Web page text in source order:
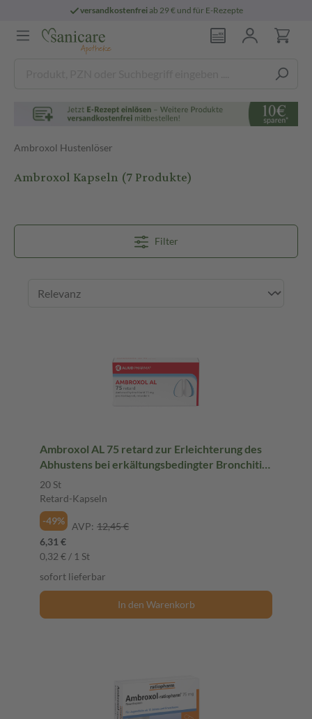
versandkostenfreiab 29 € und für E-Rezepte
Ambroxol Hustenlöser
Ambroxol Kapseln (7 Produkte)
Filter
Ambroxol AL 75 retard zur Erleichterung des
Abhustens bei erkältungsbedingter Bronchitis
(Schleimlöser)
20 St
Retard-Kapseln
-49%
AVP: 12,45 €
6,31 €
0,32 € / 1 St
sofort lieferbar
In den Warenkorb